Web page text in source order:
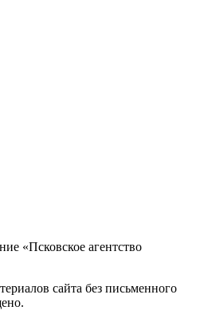
«Псковское агентство
сайта без письменного